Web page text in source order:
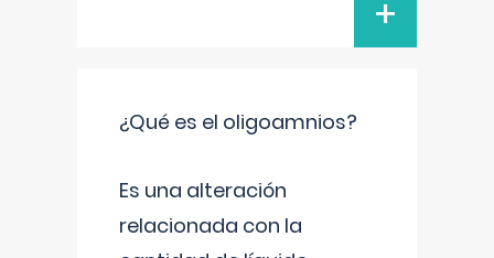
+
¿Qué es el oligoamnios?
Es una alteración
relacionada con la